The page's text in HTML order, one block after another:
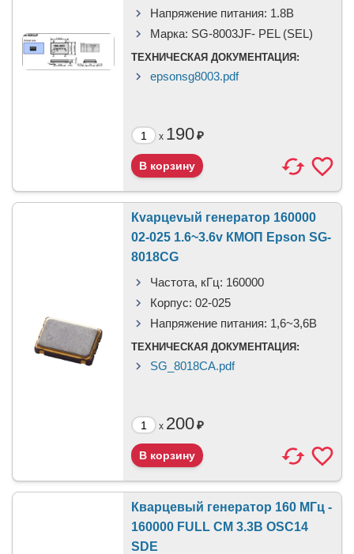
Напряжение питания: 1.8В
Марка: SG-8003JF- PEL (SEL)
ТЕХНИЧЕСКАЯ ДОКУМЕНТАЦИЯ:
epsonsg8003.pdf
x 190₽
Кvарцеvый генератор 160000
02-025 1.6~3.6v КМОП Epson SG-
8018CG
Частота, кГц: 160000
Корпус: 02-025
Напряжение питания: 1,6~3,6В
ТЕХНИЧЕСКАЯ ДОКУМЕНТАЦИЯ:
SG_8018CA.pdf
x 200₽
Кварцевый генератор 160 МГц -
160000 FULL CM 3.3В OSC14
SDE